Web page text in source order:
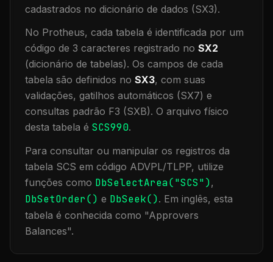
cadastrados no dicionário de dados (SX3).
No Protheus, cada tabela é identificada por um
código de 3 caracteres registrado no SX2
(dicionário de tabelas). Os campos de cada
tabela são definidos no SX3, com suas
validações, gatilhos automáticos (SX7) e
consultas padrão F3 (SXB). O arquivo físico
desta tabela é SCS990.
Para consultar ou manipular os registros da
tabela SCS em código ADVPL/TLPP, utilize
funções como DbSelectArea("SCS"),
DbSetOrder() e DbSeek(). Em inglês, esta
tabela é conhecida como "Approvers
Balances".